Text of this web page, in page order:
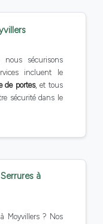
nous sécurisons
incluent le
de portes, et tous
sécurité dans le
à
Moyvillers ? Nos